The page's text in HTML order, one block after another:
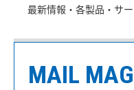
最新情報・各製品・サ
MAIL